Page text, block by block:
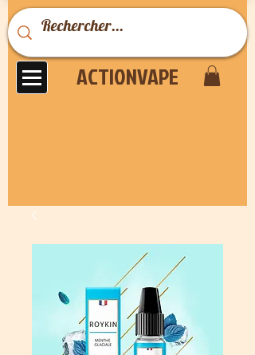
ACTIONVAPE